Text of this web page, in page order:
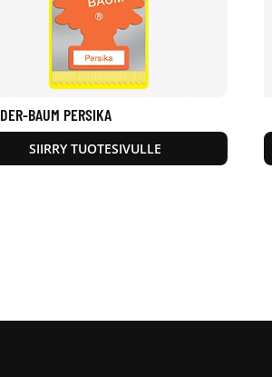
BAUM PERSIKA
SIIRRY TUOTESIVULLE